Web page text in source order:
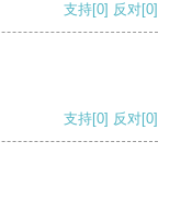
支持[0] 反对[0]
支持[0] 反对[0]